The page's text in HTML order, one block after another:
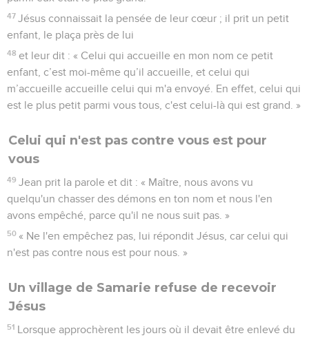
47 Jésus connaissait la pensée de leur cœur ; il prit un petit
enfant, le plaça près de lui
48 et leur dit : « Celui qui accueille en mon nom ce petit
enfant, c’est moi-même qu’il accueille, et celui qui
m’accueille accueille celui qui m'a envoyé. En effet, celui qui
est le plus petit parmi vous tous, c'est celui-là qui est grand. »
Celui qui n'est pas contre vous est pour
vous
49 Jean prit la parole et dit : « Maître, nous avons vu
quelqu'un chasser des démons en ton nom et nous l'en
avons empêché, parce qu'il ne nous suit pas. »
50 « Ne l'en empêchez pas, lui répondit Jésus, car celui qui
n'est pas contre nous est pour nous. »
Un village de Samarie refuse de recevoir
Jésus
51 Lorsque approchèrent les jours où il devait être enlevé du